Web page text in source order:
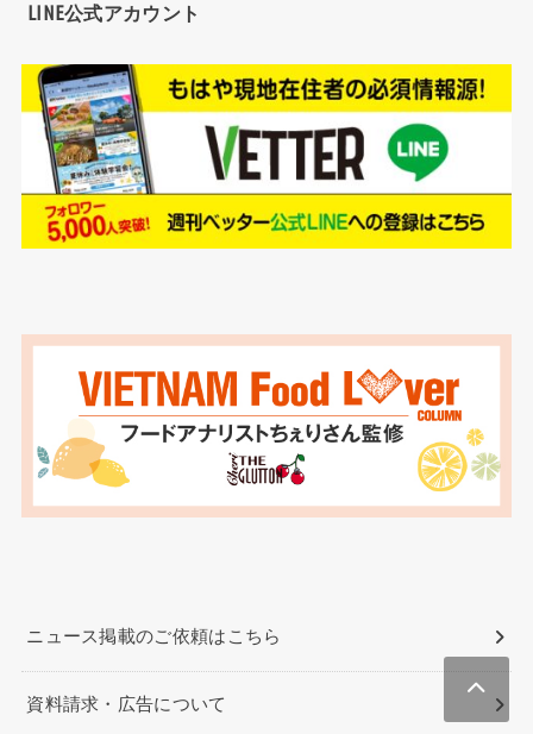
LINE公式アカウント
ニュース掲載のご依頼はこちら
資料請求・広告について